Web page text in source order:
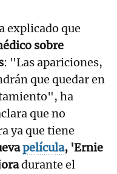
explicado que
sobre
: "Las apariciones,
que quedar en
ha
que no
ya que tiene
película, 'Ernie
durante el